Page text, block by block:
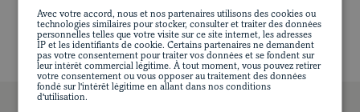
Avec votre accord, nous et nos partenaires utilisons des cookies ou
technologies similaires pour stocker, consulter et traiter des données
personnelles telles que votre visite sur ce site internet, les adresses
IP et les identifiants de cookie. Certains partenaires ne demandent
pas votre consentement pour traiter vos données et se fondent sur
leur intérêt commercial légitime. À tout moment, vous pouvez retirer
votre consentement ou vous opposer au traitement des données
fondé sur l'intérêt légitime en allant dans nos conditions
d'utilisation.